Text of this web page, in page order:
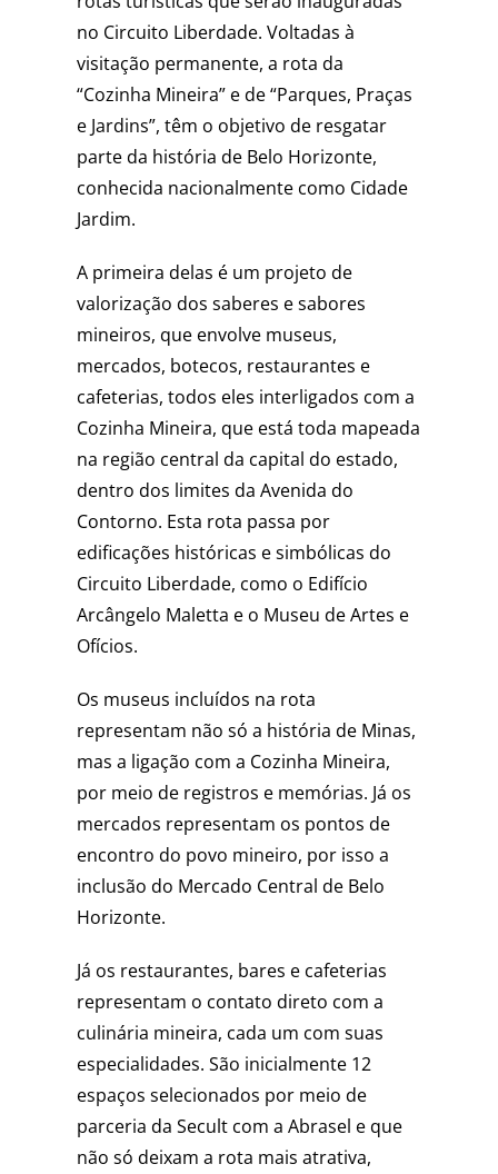
no Circuito Liberdade. Voltadas à
visitação permanente, a rota da
“Cozinha Mineira” e de “Parques, Praças
e Jardins”, têm o objetivo de resgatar
parte da história de Belo Horizonte,
conhecida nacionalmente como Cidade
Jardim.
A primeira delas é um projeto de
valorização dos saberes e sabores
mineiros, que envolve museus,
mercados, botecos, restaurantes e
cafeterias, todos eles interligados com a
Cozinha Mineira, que está toda mapeada
na região central da capital do estado,
dentro dos limites da Avenida do
Contorno. Esta rota passa por
edificações históricas e simbólicas do
Circuito Liberdade, como o Edifício
Arcângelo Maletta e o Museu de Artes e
Ofícios.
Os museus incluídos na rota
representam não só a história de Minas,
mas a ligação com a Cozinha Mineira,
por meio de registros e memórias. Já os
mercados representam os pontos de
encontro do povo mineiro, por isso a
inclusão do Mercado Central de Belo
Horizonte.
Já os restaurantes, bares e cafeterias
representam o contato direto com a
culinária mineira, cada um com suas
especialidades. São inicialmente 12
espaços selecionados por meio de
parceria da Secult com a Abrasel e que
não só deixam a rota mais atrativa,